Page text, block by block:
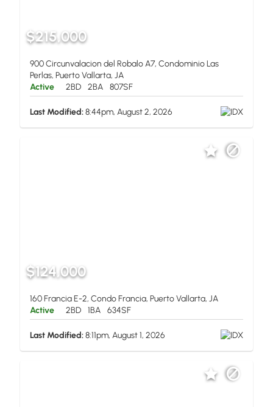
$215,000
900 Circunvalacion del Robalo A7, Condominio Las
Perlas, Puerto Vallarta, JA
Active
2BD 2BA 807SF
Last Modified:8:44pm, August 2, 2026
$124,000
160 Francia E-2, Condo Francia, Puerto Vallarta, JA
Active
2BD 1BA 634SF
Last Modified:8:11pm, August 1, 2026